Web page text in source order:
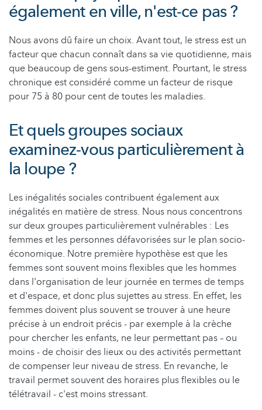
également en ville, n'est-ce pas ?
Nous avons dû faire un choix. Avant tout, le stress est un
facteur que chacun connaît dans sa vie quotidienne, mais
que beaucoup de gens sous-estiment. Pourtant, le stress
chronique est considéré comme un facteur de risque
pour 75 à 80 pour cent de toutes les maladies.
Et quels groupes sociaux
examinez-vous particulièrement à
la loupe ?
Les inégalités sociales contribuent également aux
inégalités en matière de stress. Nous nous concentrons
sur deux groupes particulièrement vulnérables : Les
femmes et les personnes défavorisées sur le plan socio-
économique. Notre première hypothèse est que les
femmes sont souvent moins flexibles que les hommes
dans l'organisation de leur journée en termes de temps
et d'espace, et donc plus sujettes au stress. En effet, les
femmes doivent plus souvent se trouver à une heure
précise à un endroit précis - par exemple à la crèche
pour chercher les enfants, ne leur permettant pas – ou
moins - de choisir des lieux ou des activités permettant
de compenser leur niveau de stress. En revanche, le
travail permet souvent des horaires plus flexibles ou le
télétravail - c'est moins stressant.